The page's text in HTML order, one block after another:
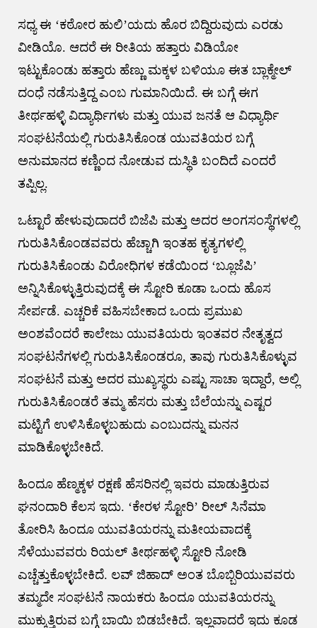
ಸಧ್ಯ ಈ ‘ಕಠೋರ ಹುಲಿ’ಯದು ಹೊರ ಬಿದ್ದಿರುವುದು ಎರಡು
ವೀಡಿಯೊ. ಆದರೆ ಈ ರೀತಿಯ ಹತ್ತಾರು ವಿಡಿಯೋ
ಇಟ್ಟುಕೊಂಡು ಹತ್ತಾರು ಹೆಣ್ಣು ಮಕ್ಕಳ ಬಳಿಯೂ ಈತ ಬ್ಲಾಕ್ಮೇಲ್
ದಂಧೆ ನಡೆಸುತ್ತಿದ್ದ ಎಂಬ ಗುಮಾನಿಯಿದೆ. ಈ ಬಗ್ಗೆ ಈಗ
ತೀರ್ಥಹಳ್ಳಿ ವಿದ್ಯಾರ್ಥಿಗಳು ಮತ್ತು ಯುವ ಜನತೆ ಆ ವಿಧ್ಯಾರ್ಥಿ
ಸಂಘಟನೆಯಲ್ಲಿ ಗುರುತಿಸಿಕೊಂಡ ಯುವತಿಯರ ಬಗ್ಗೆ
ಅನುಮಾನದ ಕಣ್ಣಿಂದ ನೋಡುವ ದುಸ್ಥಿತಿ ಬಂದಿದೆ ಎಂದರೆ
ತಪ್ಪಿಲ್ಲ.
ಒಟ್ಟಾರೆ ಹೇಳುವುದಾದರೆ ಬಿಜೆಪಿ ಮತ್ತು ಅದರ ಅಂಗಸಂಸ್ಥೆಗಳಲ್ಲಿ
ಗುರುತಿಸಿಕೊಂಡವವರು ಹೆಚ್ಚಾಗಿ ಇಂತಹ ಕೃತ್ಯಗಳಲ್ಲಿ
ಗುರುತಿಸಿಕೊಂಡು ವಿರೋಧಿಗಳ ಕಡೆಯಿಂದ ‘ಬ್ಲೂಜೆಪಿ’
ಅನ್ನಿಸಿಕೊಳ್ಳುತ್ತಿರುವುದಕ್ಕೆ ಈ ಸ್ಟೋರಿ ಕೂಡಾ ಒಂದು ಹೊಸ
ಸೇರ್ಪಡೆ. ಎಚ್ಚರಿಕೆ ವಹಿಸಬೇಕಾದ ಒಂದು ಪ್ರಮುಖ
ಅಂಶವೆಂದರೆ ಕಾಲೇಜು ಯುವತಿಯರು ಇಂತವರ ನೇತೃತ್ವದ
ಸಂಘಟನೆಗಳಲ್ಲಿ ಗುರುತಿಸಿಕೊಂಡರೂ, ತಾವು ಗುರುತಿಸಿಕೊಳ್ಳುವ
ಸಂಘಟನೆ ಮತ್ತು ಅದರ ಮುಖ್ಯಸ್ಥರು ಎಷ್ಟು ಸಾಚಾ ಇದ್ದಾರೆ, ಅಲ್ಲಿ
ಗುರುತಿಸಿಕೊಂಡರೆ ತಮ್ಮ ಹೆಸರು ಮತ್ತು ಬೆಲೆಯನ್ನು ಎಷ್ಟರ
ಮಟ್ಟಿಗೆ ಉಳಿಸಿಕೊಳ್ಳಬಹುದು ಎಂಬುದನ್ನು ಮನನ
ಮಾಡಿಕೊಳ್ಳಬೇಕಿದೆ.
ಹಿಂದೂ ಹೆಣ್ಮಕ್ಕಳ ರಕ್ಷಣೆ ಹೆಸರಿನಲ್ಲಿ ಇವರು ಮಾಡುತ್ತಿರುವ
ಘನಂದಾರಿ ಕೆಲಸ ಇದು. ‘ಕೇರಳ ಸ್ಟೋರಿ’ ರೀಲ್ ಸಿನೆಮಾ
ತೋರಿಸಿ ಹಿಂದೂ ಯುವತಿಯರನ್ನು ಮತೀಯವಾದಕ್ಕೆ
ಸೆಳೆಯುವವರು ರಿಯಲ್ ತೀರ್ಥಹಳ್ಳಿ ಸ್ಟೋರಿ ನೋಡಿ
ಎಚ್ಚೆತ್ತುಕೊಳ್ಳಬೇಕಿದೆ. ಲವ್ ಜಿಹಾದ್ ಅಂತ ಬೊಬ್ಬಿರಿಯುವವರು
ತಮ್ಮದೇ ಸಂಘಟನೆ ನಾಯಕರು ಹಿಂದೂ ಯುವತಿಯರನ್ನು
ಮುಕ್ಕುತ್ತಿರುವ ಬಗ್ಗೆ ಬಾಯಿ ಬಿಡಬೇಕಿದೆ. ಇಲ್ಲವಾದರೆ ಇದು ಕೂಡ